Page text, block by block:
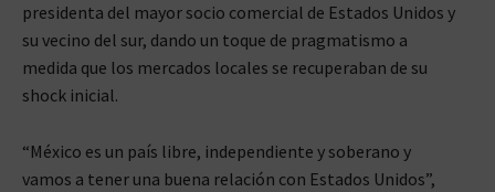
presidenta del mayor socio comercial de Estados Unidos y
su vecino del sur, dando un toque de pragmatismo a
medida que los mercados locales se recuperaban de su
shock inicial.
“México es un país libre, independiente y soberano y
vamos a tener una buena relación con Estados Unidos”,